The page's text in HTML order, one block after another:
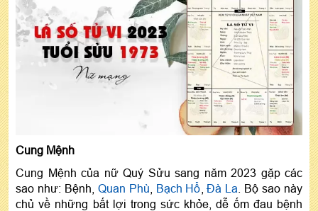
Cung Mệnh
Cung Mệnh của nữ Quý Sửu sang năm 2023 gặp các
sao như: Bệnh, Quan Phù Bạch Hổ ,Đà La . Bộ sao này
chủ về những bất lợi trong sức khỏe, dễ ốm đau bệnh